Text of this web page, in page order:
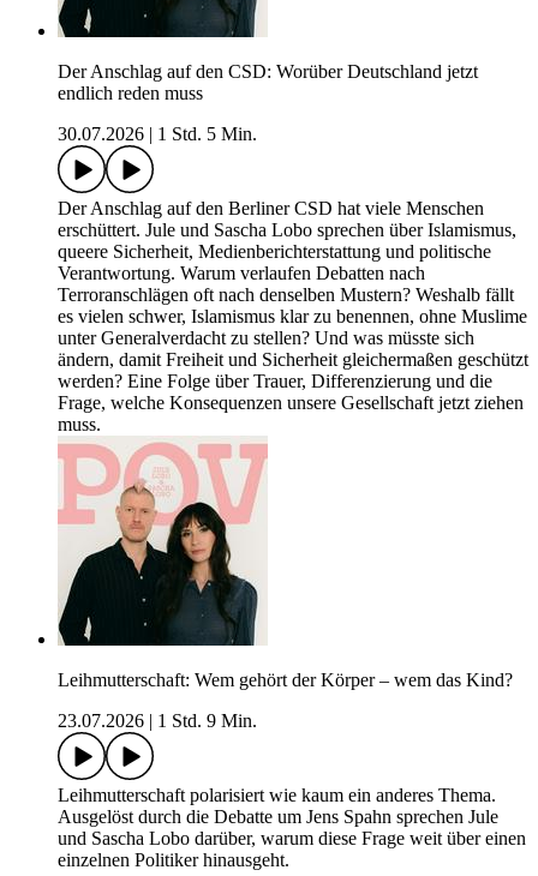
Der Anschlag auf den CSD: Worüber Deutschland jetzt
endlich reden muss
30.07.2026
1 Std. 5 Min.
Der Anschlag auf den Berliner CSD hat viele Menschen
erschüttert. Jule und Sascha Lobo sprechen über Islamismus,
queere Sicherheit, Medienberichterstattung und politische
Verantwortung. Warum verlaufen Debatten nach
Terroranschlägen oft nach denselben Mustern? Weshalb fällt
es vielen schwer, Islamismus klar zu benennen, ohne Muslime
unter Generalverdacht zu stellen? Und was müsste sich
ändern, damit Freiheit und Sicherheit gleichermaßen geschützt
werden? Eine Folge über Trauer, Differenzierung und die
Frage, welche Konsequenzen unsere Gesellschaft jetzt ziehen
muss.
Leihmutterschaft: Wem gehört der Körper – wem das Kind?
23.07.2026
1 Std. 9 Min.
Leihmutterschaft polarisiert wie kaum ein anderes Thema.
Ausgelöst durch die Debatte um Jens Spahn sprechen Jule
und Sascha Lobo darüber, warum diese Frage weit über einen
einzelnen Politiker hinausgeht.